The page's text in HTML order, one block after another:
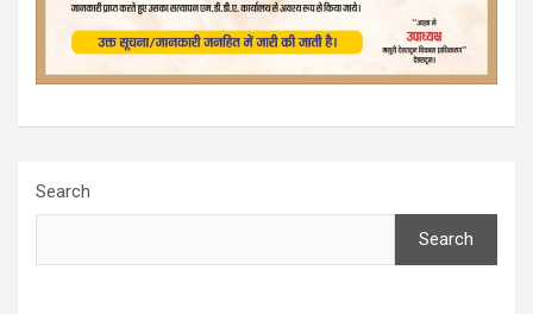
Search
Search